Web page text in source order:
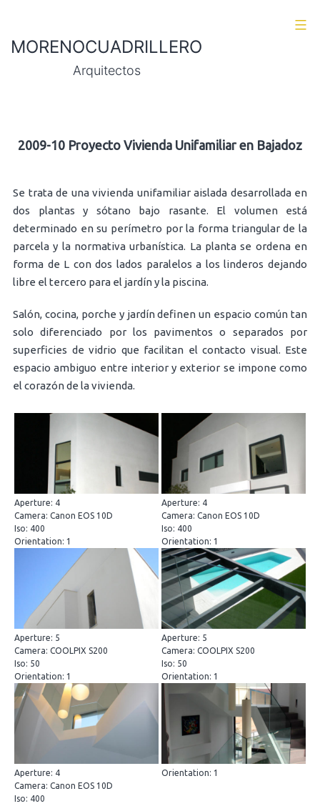
content
MORENOCUADRILLERO
Arquitectos
2009-10 Proyecto Vivienda Unifamiliar en Bajadoz
Se trata de una vivienda unifamiliar aislada desarrollada en
dos plantas y sótano bajo rasante. El volumen está
determinado en su perímetro por la forma triangular de la
parcela y la normativa urbanística. La planta se ordena en
forma de L con dos lados paralelos a los linderos dejando
libre el tercero para el jardín y la piscina.
Salón, cocina, porche y jardín definen un espacio común tan
solo diferenciado por los pavimentos o separados por
superficies de vidrio que facilitan el contacto visual. Este
espacio ambiguo entre interior y exterior se impone como
el corazón de la vivienda.
Aperture: 4
Camera: Canon EOS 10D
Iso: 400
Orientation: 1
Aperture: 4
Camera: Canon EOS 10D
Iso: 400
Orientation: 1
Aperture: 5
Camera: COOLPIX S200
Iso: 50
Orientation: 1
Aperture: 5
Camera: COOLPIX S200
Iso: 50
Orientation: 1
Aperture: 4
Camera: Canon EOS 10D
Iso: 400
Orientation: 1